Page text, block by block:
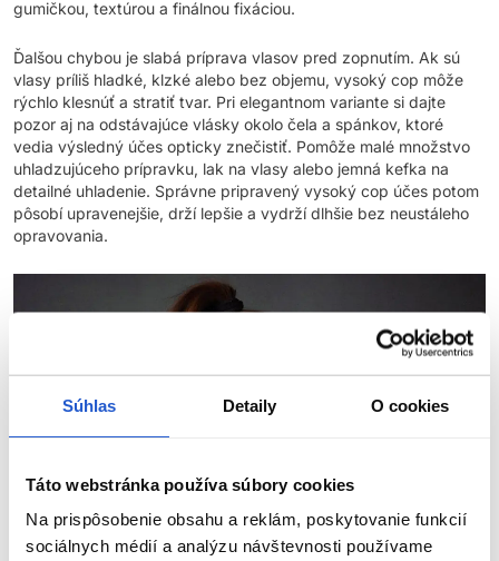
Súhlas Detaily O cookies
Táto webstránka používa súbory cookies
Na prispôsobenie obsahu a reklám, poskytovanie funkcií
sociálnych médií a analýzu návštevnosti používame
gumičkou, textúrou a finálnou fixáciou.
Ďalšou chybou je slabá príprava vlasov pred zopnutím. Ak sú
vlasy príliš hladké, klzké alebo bez objemu, vysoký cop môže
rýchlo klesnúť a stratiť tvar. Pri elegantnom variante si dajte
pozor aj na odstávajúce vlásky okolo čela a spánkov, ktoré
vedia výsledný účes opticky znečistiť. Pomôže malé množstvo
uhladzujúceho prípravku, lak na vlasy alebo jemná kefka na
detailné uhladenie. Správne pripravený vysoký cop účes potom
pôsobí upravenejšie, drží lepšie a vydrží dlhšie bez neustáleho
opravovania.